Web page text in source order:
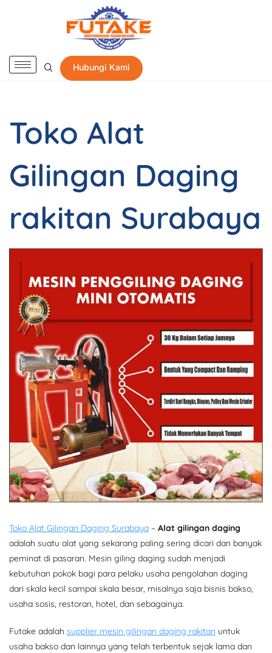
Hubungi Kami
Toko Alat
Gilingan Daging
rakitan Surabaya
Toko Alat Gilingan Daging Surabaya – Alat gilingan daging
adalah suatu alat yang sekarang paling sering dicari dan banyak
peminat di pasaran. Mesin giling daging sudah menjadi
kebutuhan pokok bagi para pelaku usaha pengolahan daging
dari skala kecil sampai skala besar, misalnya saja bisnis bakso,
usaha sosis, restoran, hotel, dan sebagainya.
Futake adalah supplier mesin gilingan daging rakitan untuk
usaha bakso dan lainnya yang telah terbentuk sejak lama dan